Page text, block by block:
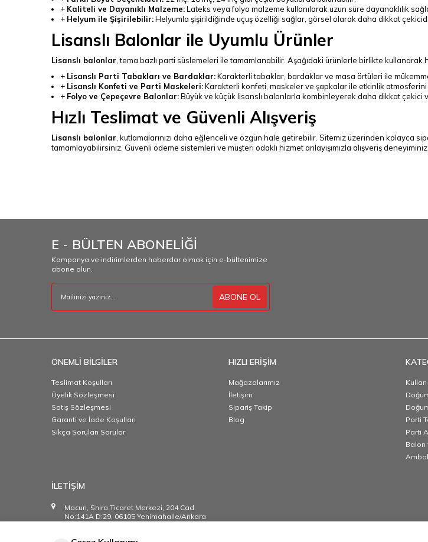
+ Kaliteli ve Dayanıklı Malzeme:Lateks veya folyo malzeme kullanılarak uzun süre dayanaklılık
+ Helyum ile Şişirilebilir:Helyumla şişirildiğinde uçuş özelliği sağlar, görsel olarak daha dikkat
Lisanslı Balonlar ile Uyumlu Ürünler
Lisanslı balonlar , tema bazlı parti süslemeleri ile tamamlanabilir. Aşağıdaki ürünlerle birlikte
+ Lisanslı Parti Tabakları ve Bardaklar:Karakterli tabaklar, bardaklar ve masa örtüleri ile
+ Lisanslı Konfeti ve Parti Maskeleri:Karakterli konfeti, maskeler ve şapkalar ile etkinlik atmosferini
+ Folyo ve Çepeçevre Balonlar:Büyük ve küçük lisanslı balonlarla kombinleyerek daha dikkat
Hızlı Teslimat ve Güvenli Alışveriş
Lisanslı balonlar , kutlamalarınızı daha eğlenceli ve özgün hale getirebilir. Sitemiz üzerinden kolayca
tamamlayabilirsiniz. Güvenli ödeme sistemleri ve müşteri odaklı hizmet anlayışımızla alışveriş
E - BÜLTEN ABONELİĞİ
Kampanya ve indirimlerden haberdar olmak için e-bültenimize
abone olun.
ABONE OL
ÖNEMLİ BİLGİLER
Teslimat Koşulları
Üyelik Sözleşmesi
Satış Sözleşmesi
Garanti ve İade Koşulları
Sıkça Sorulan Sorular
HIZLI ERİŞİM
Mağazalarımız
İletişim
Sipariş Takip
Blog
Parti
Parti
Balon
İLETİŞİM
Macun, Shira Ticaret Merkezi, 204 Cad.
No:141A D:29, 06105 Yenimahalle/Ankara
info@bigpartystore.net